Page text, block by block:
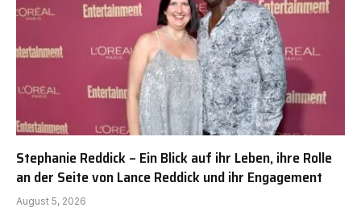
Stephanie Reddick – Ein Blick auf ihr Leben, ihre Rolle
an der Seite von Lance Reddick und ihr Engagement
August 5, 2026